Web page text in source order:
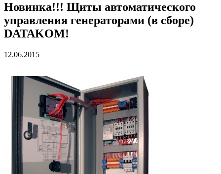
Новинка!!! Щиты автоматического
управления генераторами (в сборе)
DATAKOM!
12.06.2015